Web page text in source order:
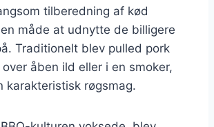
tilberedning af kød
måde at udnytte de billigere
Traditionelt blev pulled pork
åben ild eller i en smoker,
karakteristisk røgsmag.